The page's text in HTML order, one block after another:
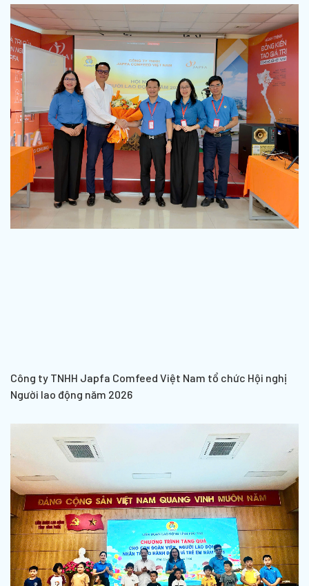
Công ty TNHH Japfa Comfeed Việt Nam tổ chức Hội nghị
Người lao động năm 2026